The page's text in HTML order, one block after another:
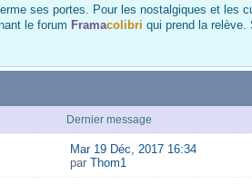
ses portes. Pour les nostalgiques et les
le forum Framacolibri qui prend la relève.
Dernier message
Mar 19 Déc, 2017 16:34
par Thom1